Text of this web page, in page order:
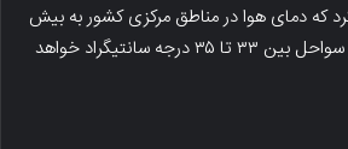
که دمای هوا در مناطق مرکزی کشور به بیش
از ۴۰ درجه سانتیگراد و در سواحل بین ۳۳ تا ۳۵ درجه سانتیگراد خواهد